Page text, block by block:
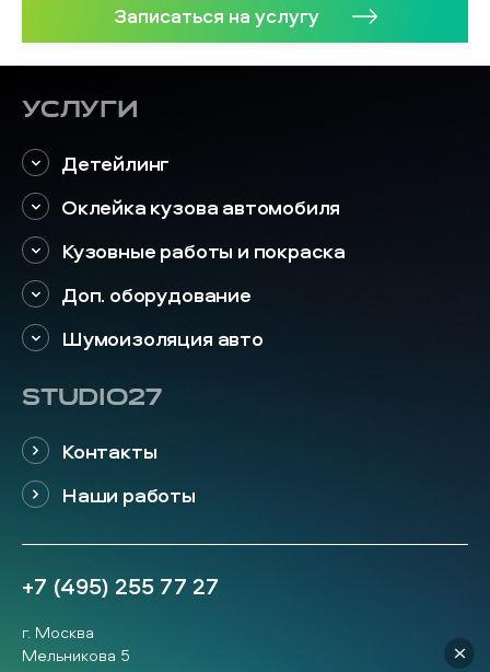
Записаться на услугу
Услуги
Детейлинг
Оклейка кузова автомобиля
Кузовные работы и покраска
Доп. оборудование
Шумоизоляция авто
STUDIO27
Контакты
Наши работы
+7 (495) 255 77 27
г. Москва
Мельникова 5